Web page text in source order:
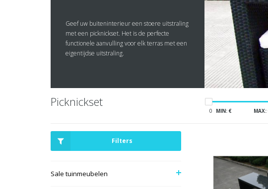
Geef uw buiteninterieur een stoere uitstraling
met een picknickset. Het is de perfecte
functionele aanvulling voor elk terras met een
eigentijdse uitstraling.
Picknickset
0 MIN: € MAX:
Filters
Sale tuinmeubelen